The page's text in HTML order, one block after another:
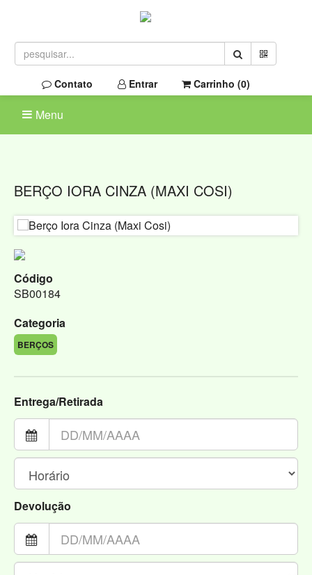
Contato Entrar Carrinho (0)
Menu
BERÇO IORA CINZA (MAXI COSI)
Código
SB00184
Categoria
BERÇOS
Entrega/Retirada
Devolução